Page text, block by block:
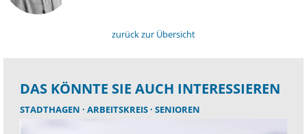
zurück zur Übersicht
DAS KÖNNTE SIE AUCH INTERESSIEREN
STADTHAGEN ARBEITSKREIS SENIOREN